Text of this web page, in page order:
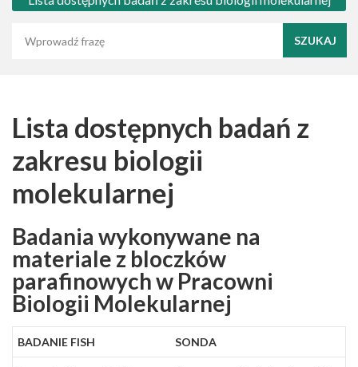
Lista dostępnych badań z
zakresu biologii
molekularnej
Badania wykonywane na
materiale z bloczków
parafinowych w Pracowni
Biologii Molekularnej
BADANIE FISH SONDA